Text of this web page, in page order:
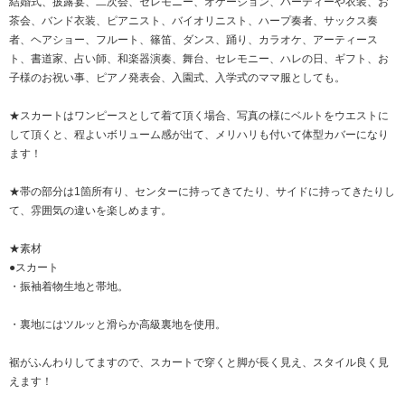
茶会、バンド衣装、ピアニスト、バイオリニスト、ハープ奏者、サックス奏
者、ヘアショー、フルート、篠笛、ダンス、踊り、カラオケ、アーティース
ト、書道家、占い師、和楽器演奏、舞台、セレモニー、ハレの日、ギフト、お
子様のお祝い事、ピアノ発表会、入園式、入学式のママ服としても。
★スカートはワンピースとして着て頂く場合、写真の様にベルトをウエストに
して頂くと、程よいボリューム感が出て、メリハリも付いて体型カバーになり
ます！
★帯の部分は1箇所有り、センターに持ってきてたり、サイドに持ってきたりし
て、雰囲気の違いを楽しめます。
★素材
●スカート
・振袖着物生地と帯地。
・裏地にはツルッと滑らか高級裏地を使用。
裾がふんわりしてますので、スカートで穿くと脚が長く見え、スタイル良く見
えます！